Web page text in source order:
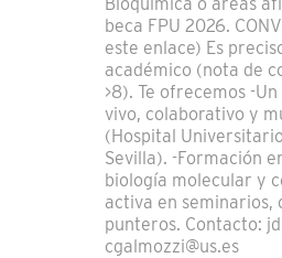
beca FPU 2026.
este enlace) Es
académico (nota de
>8). Te ofrecemos -
vivo, colaborativo y
(Hospital
Sevilla). -Formación
biología molecular y
activa en
punteros. Contacto:
cgalmozzi@us.es